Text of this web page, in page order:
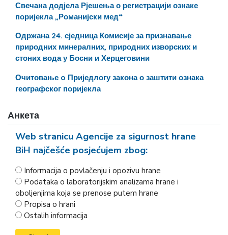
Свечана додјела Рјешења о регистрацији ознаке
поријекла „Романијски мед“
Одржана 24. сједница Комисије за признавање
природних минералних, природних изворских и
стоних вода у Босни и Херцеговини
Очитовање o Приједлогу закона о заштити ознака
географског поријекла
Анкета
Web stranicu Agencije za sigurnost hrane
BiH najčešće posjećujem zbog:
Informacija o povlačenju i opozivu hrane
Podataka o laboratorijskim analizama hrane i
oboljenjima koja se prenose putem hrane
Propisa o hrani
Ostalih informacija